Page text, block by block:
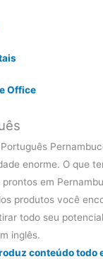
Office
enorme. O que
em
produtos você
todo seu
inglês.
conteúdo todo